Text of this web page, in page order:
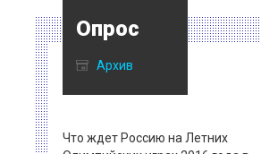
Опрос
Архив
Что ждет Россию на Летних